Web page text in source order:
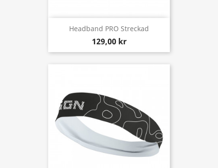
Headband PRO Streckad
129,00 kr